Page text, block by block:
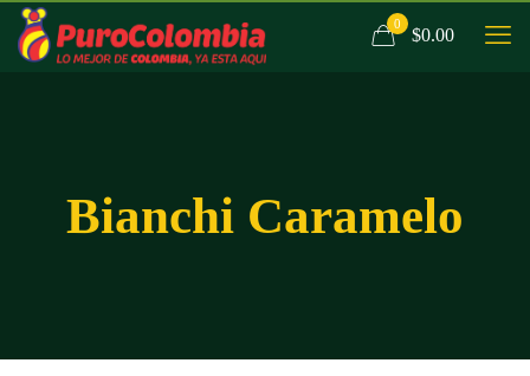
0
$0.00
Bianchi Caramelo